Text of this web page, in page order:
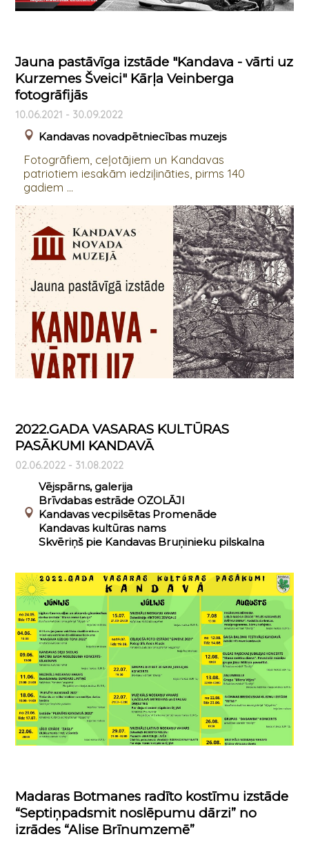
Jauna pastāvīga izstāde "Kandava - vārti uz
Kurzemes Šveici" Kārļa Veinberga
fotogrāfijās
10.06.2021 - 30.09.2022
Kandavas novadpētniecības muzejs
Fotogrāfiem, ceļotājiem un Kandavas
patriotiem iesakām iedziļināties, pirms 140
gadiem ...
2022.GADA VASARAS KULTŪRAS
PASĀKUMI KANDAVĀ
02.06.2022 - 31.08.2022
Vējspārns, galerija
Brīvdabas estrāde OZOLĀJI
Kandavas vecpilsētas Promenāde
Kandavas kultūras nams
Skvēriņš pie Kandavas Bruņinieku pilskalna
Madaras Botmanes radīto kostīmu izstāde
“Septiņpadsmit noslēpumu dārzi” no
izrādes “Alise Brīnumzemē”